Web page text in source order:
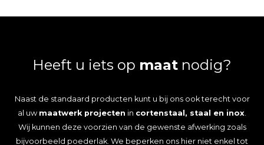
Heeft u iets op maat nodig?
Naast de standaard producten kunt u bij ons ook terecht voor
al uw maatwerk projecten in cortenstaal, staal en inox
Wij kunnen deze voorzien van de gewenste afwerking zoals
bijvoorbeeld poederlak. We beperken ons hier niet enkel tot